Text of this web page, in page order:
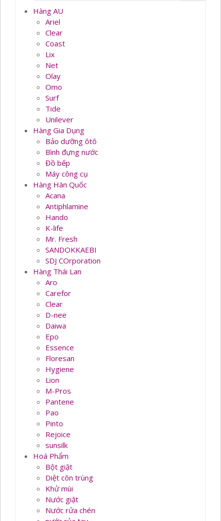
Hàng AU
Ariel
Clear
Coast
Lix
Net
Olay
Omo
Surf
Tide
Unilever
Hàng Gia Dụng
Bảo dưỡng ôtô
Bình đựng nước
Đồ bếp
Máy công cụ
Hàng Hàn Quốc
Acana
Antiphlamine
Hando
K-life
Mr. Fresh
SANDOKKAEBI
SDJ COrporation
Hàng Thái Lan
Aro
Carefor
Clear
D-nee
Daiwa
Epo
Essence
Floresan
Hygiene
Lion
M-Pros
Pantene
Pao
Pinto
Rejoice
sunsilk
Hoá Phẩm
Bột giặt
Diệt côn trùng
Khử mùi
Nước giặt
Nước rửa chén